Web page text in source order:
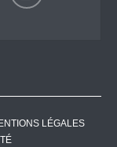
LÉGALES